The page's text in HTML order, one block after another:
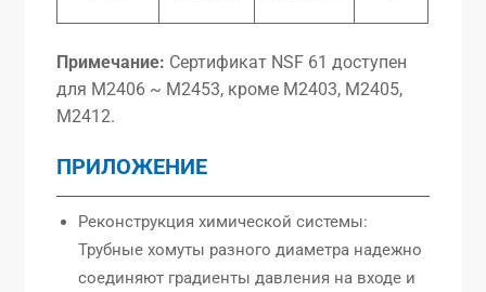
Примечание: Сертификат NSF 61 доступен
для M2406 ~ M2453, кроме M2403, M2405,
M2412.
ПРИЛОЖЕНИЕ
Реконструкция химической системы:
Трубные хомуты разного диаметра надежно
соединяют градиенты давления на входе и